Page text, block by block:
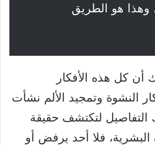
وهذا هو الطريق
أن كل هذه الأفكار
النشوة وتمجيد الألم نشأت
لتكتشف حقيقة
فلا أحد يرفض أو